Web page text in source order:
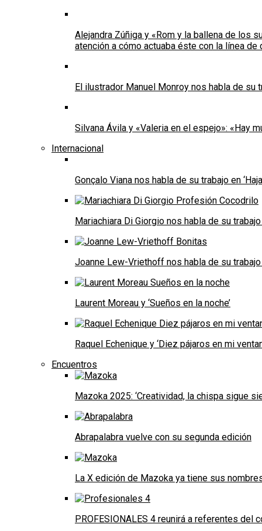
Alejandra Zúñiga y «Rom y la ballena de los
atención a cómo actuaba éste con la línea de
El ilustrador Manuel Monroy nos habla de
Silvana Ávila y «Valeria en el espejo»: «Hay
Internacional
Gonçalo Viana nos habla de su trabajo en
Mariachiara Di Giorgio nos habla de su
Joanne Lew-Vriethoff nos habla de su trabajo
Laurent Moreau y ‘Sueños en la noche’
Raquel Echenique y ‘Diez pájaros en mi
Encuentros
Mazoka 2025: ‘Creatividad, la chispa sigue
Abrapalabra vuelve con su segunda edición
La X edición de Mazoka ya tiene sus
PROFESIONALES 4 reunirá a referentes del